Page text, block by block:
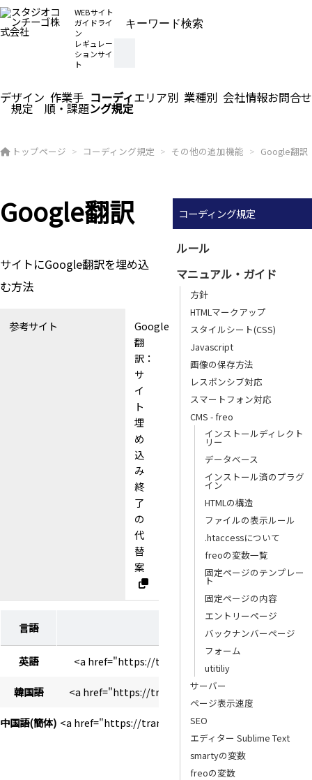
WEBサイト
ガイドライ
ン
レギュレー
ションサイ
ト
デザイン
規定
作業手
順・課題
コーディ
ング規定
エリア別 業種別 会社情報お問合せ
トップページ コーディング規定 その他の追加機能 Google翻訳
Google翻訳
サイトにGoogle翻訳を埋め込
む方法
参考サイト
Google
翻
訳：
サ
イ
ト
埋
め
込
み
終
了
の
代
替
案
言語
英語 <a href="https://translate.google.com/
韓国語 <a href="https://translate.google.com/
中国語(簡体) <a href="https://translate.google.com/
コーディング規定
ルール
マニュアル・ガイド
方針
HTMLマークアップ
スタイルシート(CSS)
Javascript
画像の保存方法
レスポンシブ対応
スマートフォン対応
CMS - freo
インストールディレクト
リー
データベース
インストール済のプラグ
イン
HTMLの構造
ファイルの表示ルール
.htaccessについて
freoの変数一覧
固定ページのテンプレー
ト
固定ページの内容
エントリーページ
バックナンバーページ
フォーム
utitiliy
サーバー
ページ表示速度
SEO
エディター Sublime Text
smartyの変数
freoの変数